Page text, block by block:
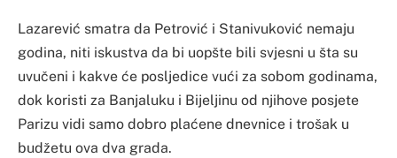
Lazarević smatra da Petrović i Stanivuković nemaju
godina, niti iskustva da bi uopšte bili svjesni u šta su
uvučeni i kakve će posljedice vući za sobom godinama,
dok koristi za Banjaluku i Bijeljinu od njihove posjete
Parizu vidi samo dobro plaćene dnevnice i trošak u
budžetu ova dva grada.